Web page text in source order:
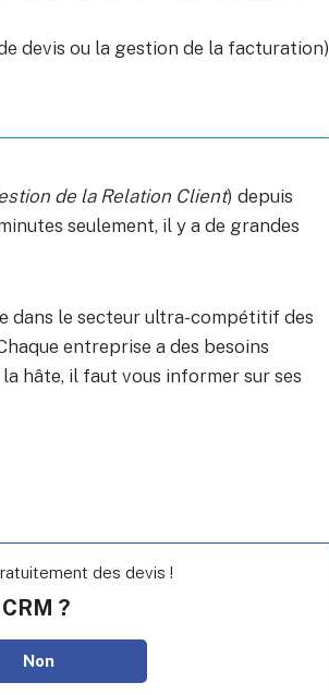
devis ou la gestion de la facturation)
de la Relation Client) depuis
seulement, il y a de grandes
dans le secteur ultra-compétitif des
entreprise a des besoins
hâte, il faut vous informer sur ses
des devis !
?
Non